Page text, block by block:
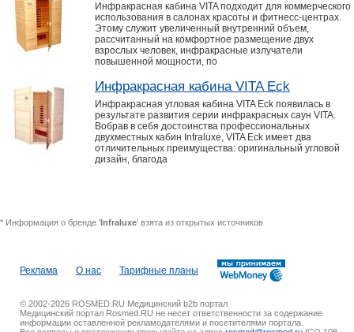
Инфракрасная кабина VITA подходит для коммерческого
использования в салонах красоты и фитнесс-центрах.
Этому служит увеличенный внутренний объем,
рассчитанный на комфортное размещение двух
взрослых человек, инфракрасные излучатели
повышенной мощности, по
Инфракрасная кабина VITA Eck
Инфракрасная угловая кабина VITA Eck появилась в
результате развития серии инфракрасных саун VITA.
Вобрав в себя достоинства профессиональных
двухместных кабин Infraluxe, VITA Eck имеет два
отличительных преимущества: оригинальный угловой
дизайн, благода
* Информация о бренде 'Infraluxe' взята из открытых источников
Реклама О нас Тарифные планы
© 2002-2026 ROSMED.RU Медицинский b2b портал
Медицинский портал Rosmed.RU не несет ответственности за содержание
информации оставленной рекламодателями и посетителями портала.